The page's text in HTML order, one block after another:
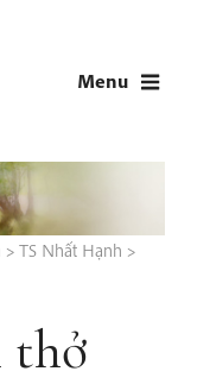
Menu
> TS Nhất Hạnh >
thở